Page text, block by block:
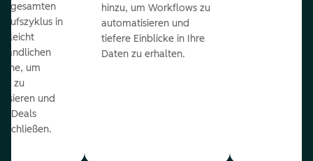
gesamten
in
leicht
um
zu
und
Deals
hinzu, um Workflows zu
automatisieren und
tiefere Einblicke in Ihre
Daten zu erhalten.